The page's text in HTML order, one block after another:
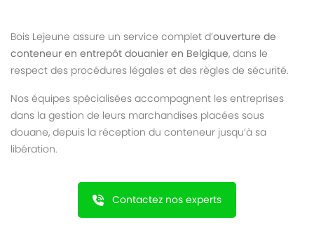
Bois Lejeune assure un service complet d’ouverture de
conteneur en entrepôt douanier en Belgique, dans le
respect des procédures légales et des règles de sécurité.
Nos équipes spécialisées accompagnent les entreprises
dans la gestion de leurs marchandises placées sous
douane, depuis la réception du conteneur jusqu’à sa
libération.
Contactez nos experts